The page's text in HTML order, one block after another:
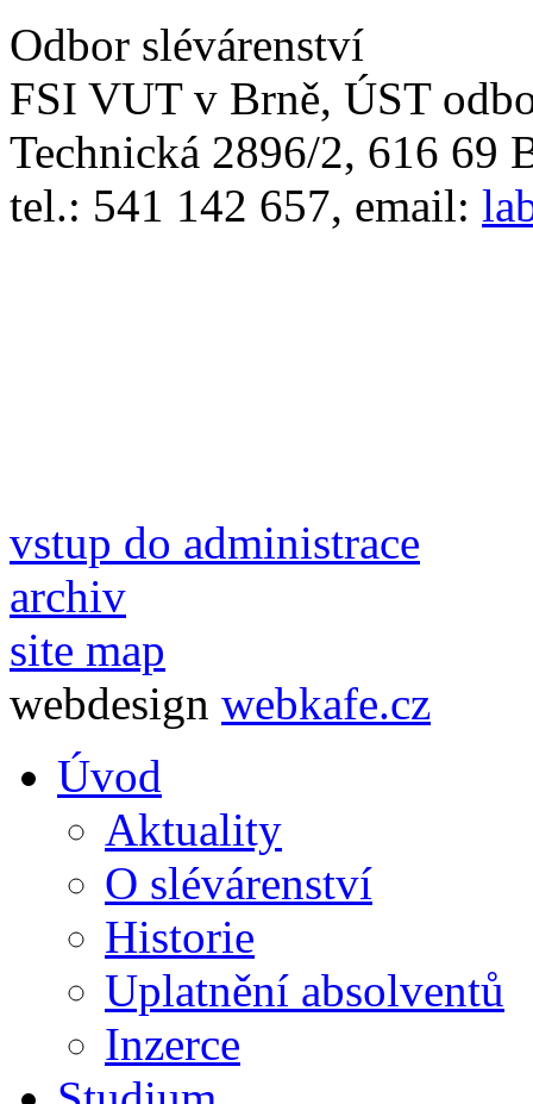
Odbor slévárenství
FSI VUT v Brně, ÚST
Technická 2896/2, 616 69
tel.: 541 142 657, email:
vstup do administrace
archiv
site map
webdesign webkafe.cz
Úvod
Aktuality
O slévárenství
Historie
Uplatnění absolventů
Inzerce